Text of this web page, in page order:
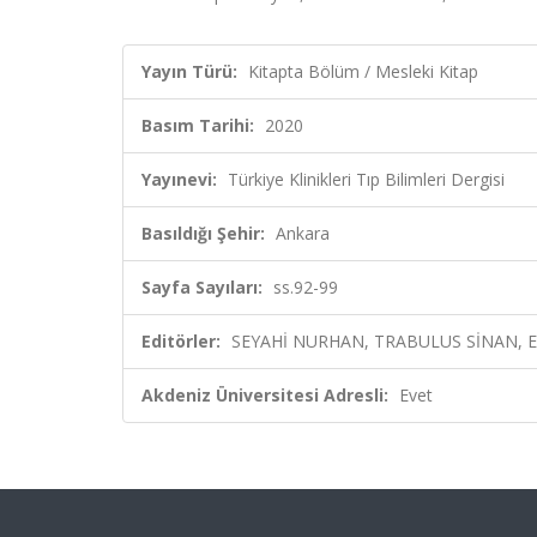
Yayın Türü: Kitapta Bölüm / Mesleki Kitap
Basım Tarihi: 2020
Yayınevi: Türkiye Klinikleri Tıp Bilimleri Dergisi
Basıldığı Şehir: Ankara
Sayfa Sayıları: ss.92-99
Editörler: SEYAHİ NURHAN, TRABULUS SİNAN,
Akdeniz Üniversitesi Adresli: Evet